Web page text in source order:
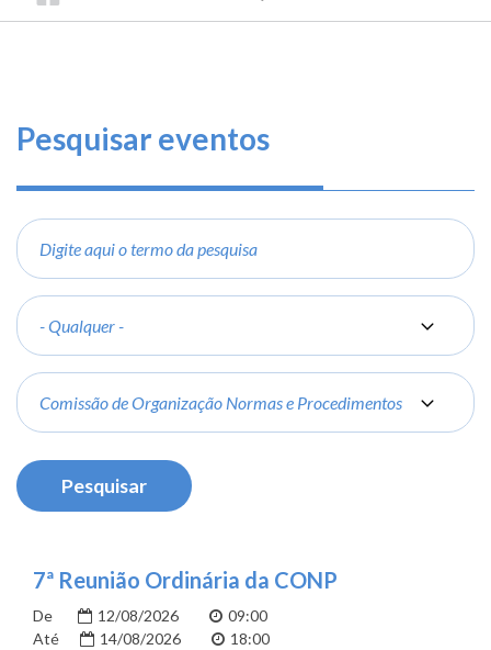
O
Fale
Conosco
Transparência
de
Contas
TRILHA
CONSELHO
FEDERAL
Pesquisar eventos
Digite
aqui
o
termo
da
pesquisa
Categoria
Grupo
7ª Reunião Ordinária da CONP
De 12/08/2026
09:00
Até
14/08/2026
18:00